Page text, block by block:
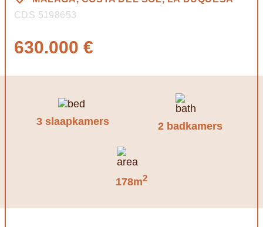
CDS 5198653
630.000 €
3 slaapkamers 2 badkamers
178m2